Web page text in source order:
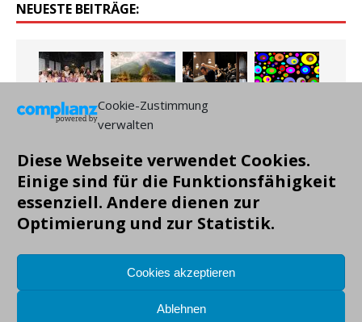
Cookie-Zustimmung
verwalten
Diese Webseite verwendet Cookies.
Einige sind für die Funktionsfähigkeit
essenziell. Andere dienen zur
Optimierung und zur Statistik.
Cookies akzeptieren
Ablehnen
NEUESTE BEITRÄGE: